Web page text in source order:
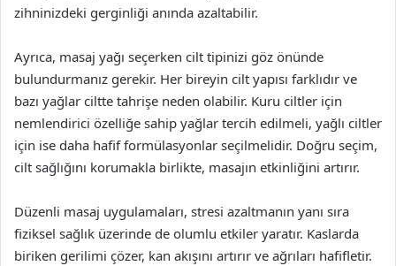
zihninizdeki gerginliği anında azaltabilir.
Ayrıca, masaj yağı seçerken cilt tipinizi göz önünde
bulundurmanız gerekir. Her bireyin cilt yapısı farklıdır ve
bazı yağlar ciltte tahrişe neden olabilir. Kuru ciltler için
nemlendirici özelliğe sahip yağlar tercih edilmeli, yağlı ciltler
için ise daha hafif formülasyonlar seçilmelidir. Doğru seçim,
cilt sağlığını korumakla birlikte, masajın etkinliğini artırır.
Düzenli masaj uygulamaları, stresi azaltmanın yanı sıra
fiziksel sağlık üzerinde de olumlu etkiler yaratır. Kaslarda
biriken gerilimi çözer, kan akışını artırır ve ağrıları hafifletir.